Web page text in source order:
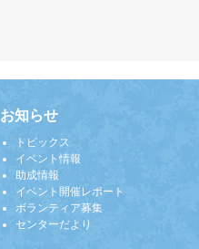
お知らせ
トピックス
イベント情報
助成情報
イベント開催レポート
ボランティア募集
センターだより